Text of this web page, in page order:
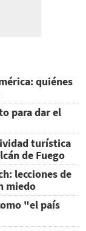
quiénes
para dar el
turística
de Fuego
lecciones de
miedo
"el país